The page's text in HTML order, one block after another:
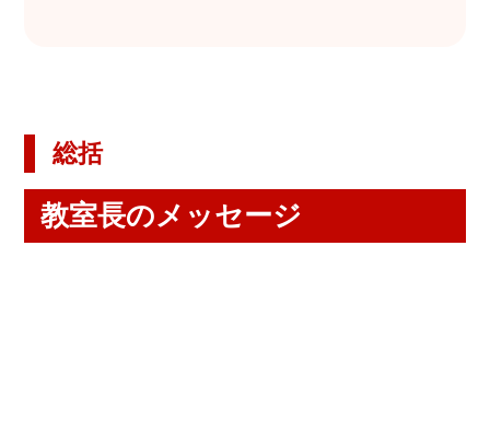
総括
教室長のメッセージ